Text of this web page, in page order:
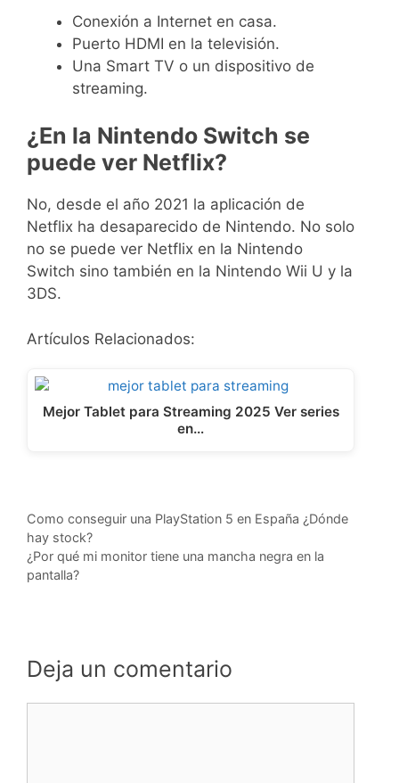
Conexión a Internet en casa.
Puerto HDMI en la televisión.
Una Smart TV o un dispositivo de
streaming.
¿En la Nintendo Switch se
puede ver Netflix?
No, desde el año 2021 la aplicación de
Netflix ha desaparecido de Nintendo. No solo
no se puede ver Netflix en la Nintendo
Switch sino también en la Nintendo Wii U y la
3DS.
Artículos Relacionados:
Mejor Tablet para Streaming 2025 Ver series
en…
Como conseguir una PlayStation 5 en España ¿Dónde
hay stock?
¿Por qué mi monitor tiene una mancha negra en la
pantalla?
Deja un comentario